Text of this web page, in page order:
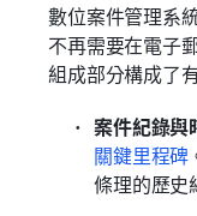
數位案件管理系
不再需要在電子
組成部分構成了
案件紀錄與
關鍵里程碑
條理的歷史